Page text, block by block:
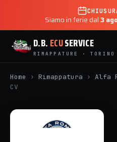
Siamo in ferie dal3
D.B. ECUSERVICE
RIMAPPATURE · TORINO
Home › Rimappatura › Alfa
CV